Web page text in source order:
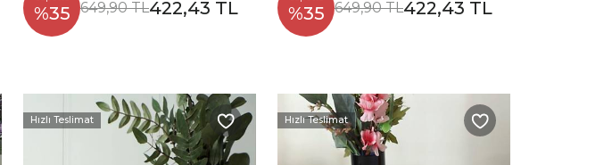
%35 649,90 TL422,43 TL %35 649,90 TL422,43 TL
Hızlı Teslimat Hızlı Teslimat